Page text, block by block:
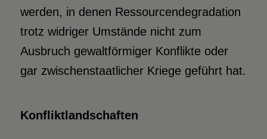
werden, in denen Ressourcendegradation
trotz widriger Umstände nicht zum
Ausbruch gewaltförmiger Konflikte oder
gar zwischenstaatlicher Kriege geführt hat.
Konfliktlandschaften